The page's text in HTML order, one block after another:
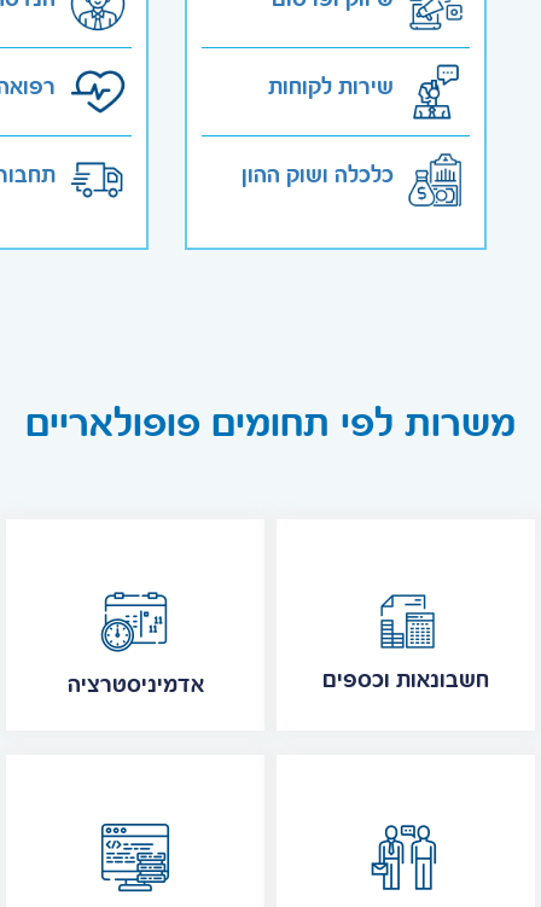
שירות לקוחות
כלכלה ושוק ההון
משרות לפי תחומים פופולאריים
אדמיניסטרציה חשבונאות וכספים